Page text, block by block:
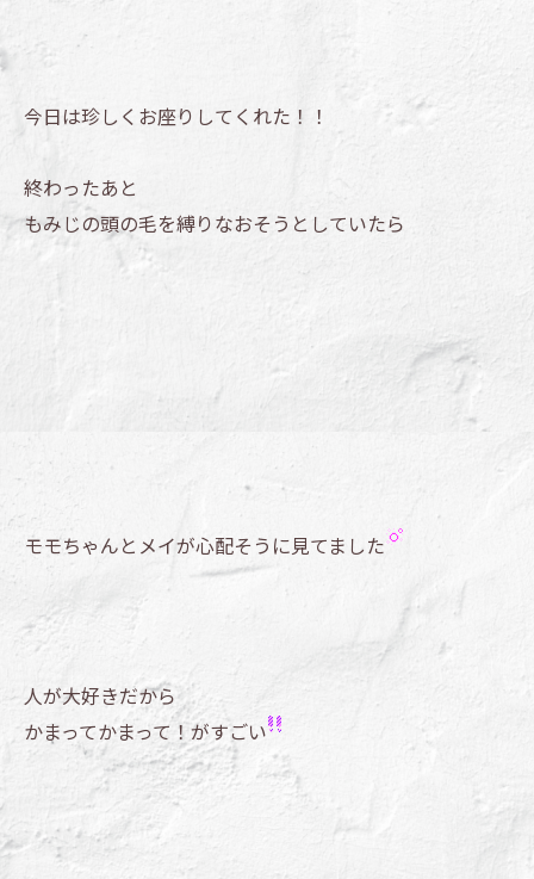
今日は珍しくお座りしてくれた！！
終わったあと
もみじの頭の毛を縛りなおそうとしていたら
モモちゃんとメイが心配そうに見てました
人が大好きだから
かまってかまって！がすごい